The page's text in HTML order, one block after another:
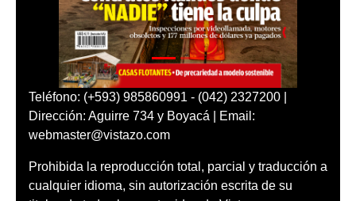
Teléfono: (+593) 985860991 - (042) 2327200 |
Dirección: Aguirre 734 y Boyacá | Email:
webmaster@vistazo.com
Prohibida la reproducción total, parcial y traducción a
cualquier idioma, sin autorización escrita de su